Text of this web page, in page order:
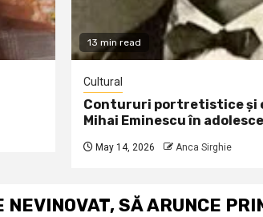
13 min read
Cultural
Contururi portretistice și
Mihai Eminescu în
May 14, 2026 Anca Sirghie
NEVINOVAT, SĂ ARUNCE